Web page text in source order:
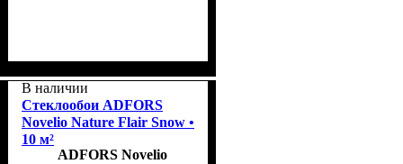
В наличии
Стеклообои ADFORS
Novelio Nature Flair Snow •
10 м²
ADFORS Novelio